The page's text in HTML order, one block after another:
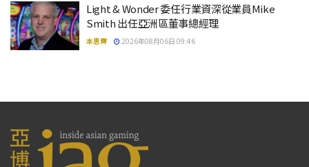
Light & Wonder 委任行業資深從業員Mike
Smith 出任亞洲區董事總經理
本思齊 2026年08月06日 09:46